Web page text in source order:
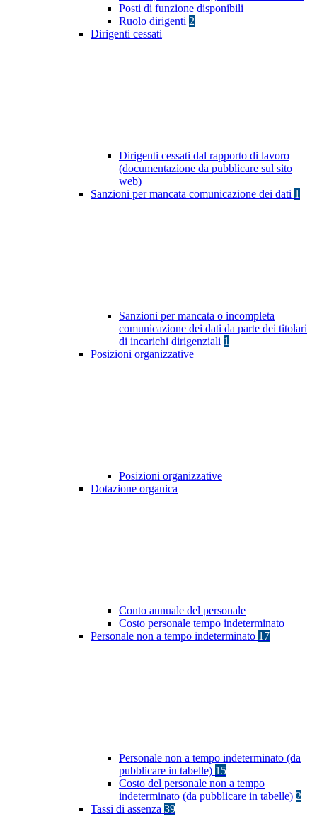
Posti di funzione disponibili
Ruolo dirigenti 2
Dirigenti cessati
Dirigenti cessati dal rapporto di lavoro
(documentazione da pubblicare sul sito
web)
Sanzioni per mancata comunicazione dei dati 1
Sanzioni per mancata o incompleta
comunicazione dei dati da parte dei titolari
di incarichi dirigenziali 1
Posizioni organizzative
Posizioni organizzative
Dotazione organica
Conto annuale del personale
Costo personale tempo indeterminato
Personale non a tempo indeterminato 17
Personale non a tempo indeterminato (da
pubblicare in tabelle) 15
Costo del personale non a tempo
indeterminato (da pubblicare in tabelle) 2
Tassi di assenza 39